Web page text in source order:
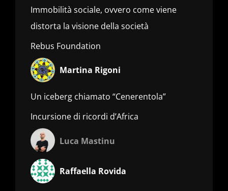
Immobilità sociale, ovvero come viene
distorta la visione della società
Rebus Foundation
Martina Rigoni
Un iceberg chiamato “Cenerentola”
Incursione di ricordi d’Africa
Luca Mastinu
Raffaella Rovida